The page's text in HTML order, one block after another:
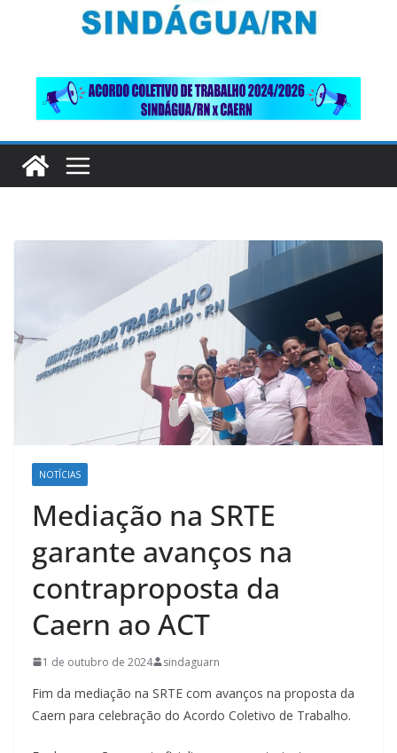
NOTÍCIAS
Mediação na SRTE
garante avanços na
contraproposta da
Caern ao ACT
1 de outubro de 2024 sindaguarn
Fim da mediação na SRTE com avanços na proposta da
Caern para celebração do Acordo Coletivo de Trabalho.